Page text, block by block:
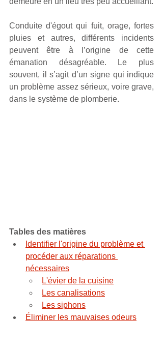
Conduite d'égout qui fuit, orage, fortes
pluies et autres, différents incidents
peuvent être à l’origine de cette
émanation désagréable. Le plus
souvent, il s’agit d’un signe qui indique
un problème assez sérieux, voire grave,
dans le système de plomberie.
Tables des matières
Identifier l'origine du problème et
procéder aux réparations
nécessaires
L'évier de la cuisine
Les canalisations
Les siphons
Éliminer les mauvaises odeurs